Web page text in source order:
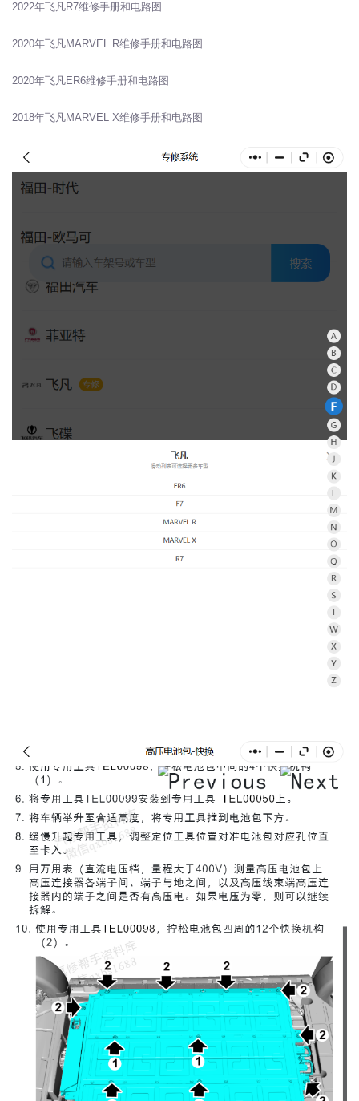
2022年飞凡R7维修手册和电路图
2020年飞凡MARVEL R维修手册和电路图
2020年飞凡ER6维修手册和电路图
2018年飞凡MARVEL X维修手册和电路图